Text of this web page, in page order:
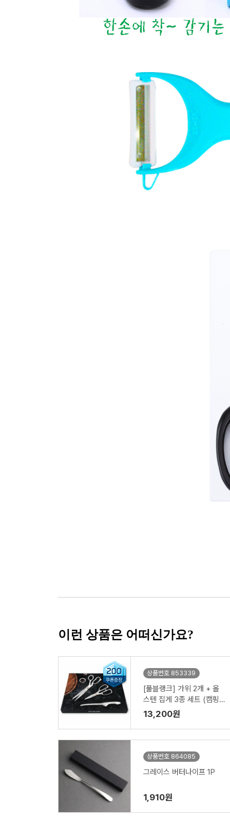
이런 상품은 어떠신가요?
상품번호 853339
[풀블랭크] 가위 2개 + 올
스텐 집게 3종 세트 (캠핑,
주방)
13,200원
상품번호 864085
그레이스 버터나이프 1P
1,910원